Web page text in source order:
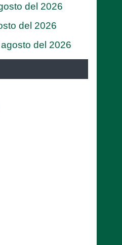
del 2026
del 2026
del 2026